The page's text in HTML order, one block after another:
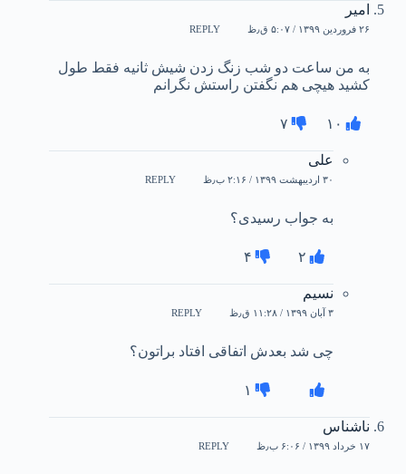
امیر
۲۶ فروردین ۱۳۹۹ / ۵:۰۷ ق٫ظ REPLY
به من ساعت دو شب زنگ زدن شیش ثانیه فقط طول
کشید هیچی هم نگفتن راستش نگرانم
۱۰ ۷
علی
۳۰ اردیبهشت ۱۳۹۹ / ۲:۱۶ ب٫ظ REPLY
به جواب رسیدی؟
۲ ۴
نسیم
۳ آبان ۱۳۹۹ / ۱۱:۲۸ ق٫ظ REPLY
چی شد بعدش اتفاقی افتاد براتون؟
۱
ناشناس
۱۷ خرداد ۱۳۹۹ / ۶:۰۶ ب٫ظ REPLY